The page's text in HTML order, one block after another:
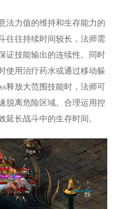
法力值的维持和生存能力的
往往持续时间较长，法师需
证技能输出的连续性。同时
使用治疗药水或通过移动躲
释放大范围技能时，法师可
脱离危险区域。合理运用控
延长战斗中的生存时间。